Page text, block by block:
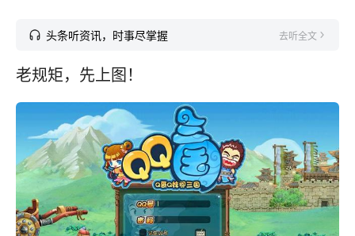
头条听资讯，时事尽掌握 去听全文
老规矩，先上图！